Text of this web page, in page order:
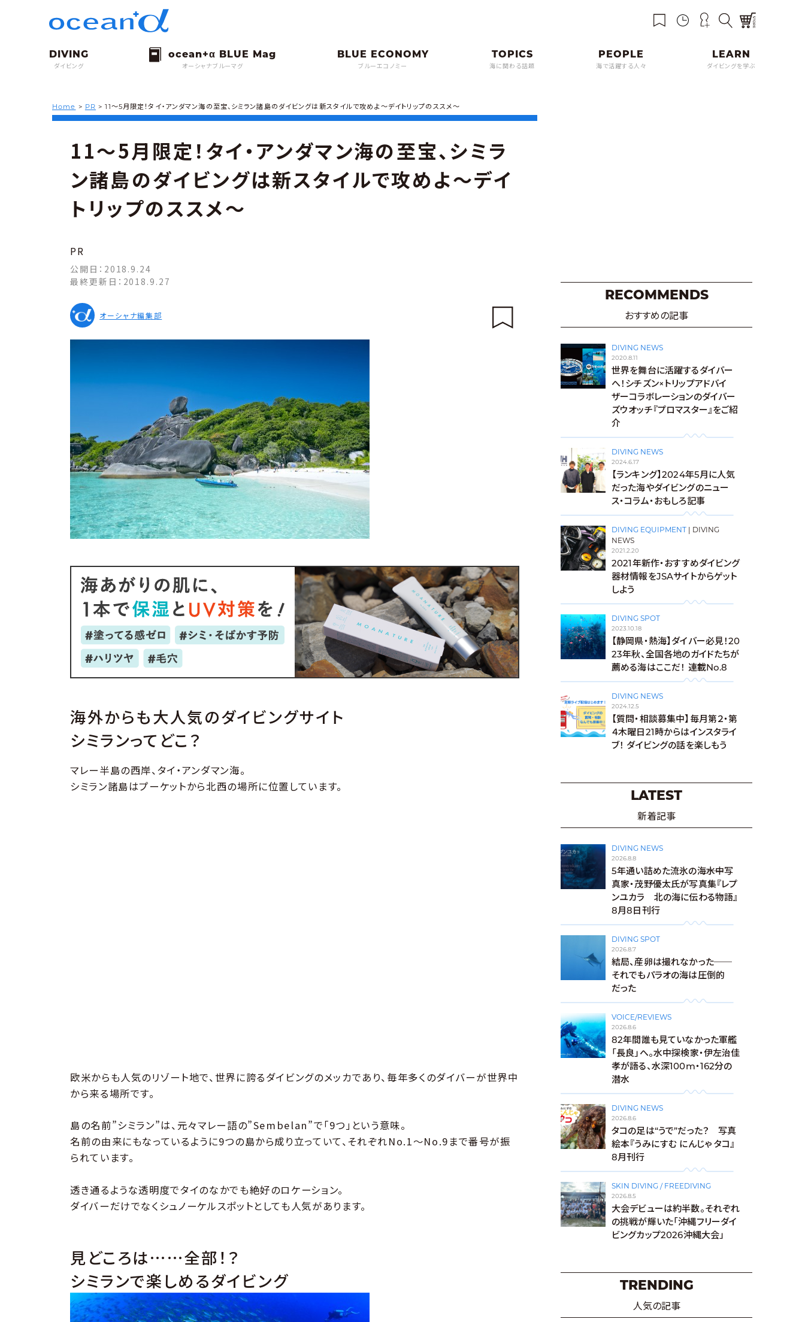
ダイビング オーシャナブルーマグ ブルーエコノミー 海に関わる話題 海で活躍する人々 ダイビングを学ぶ
Home > PR >11〜5月限定！タイ・アンダマン海の至宝、シミラン諸島のダイビングは新スタイルで攻めよ〜デイトリップのススメ〜
11〜5月限定！タイ・アンダマン海の至宝、シミラ
ン諸島のダイビングは新スタイルで攻めよ〜デイ
トリップのススメ〜
PR
公開日： 2018.9.24
最終更新日： 2018.9.27
オーシャナ編集部
海外からも大人気のダイビングサイト
シミランってどこ？
マレー半島の西岸、タイ・アンダマン海。
シミラン諸島はプーケットから北西の場所に位置しています。
欧米からも人気のリゾート地で、世界に誇るダイビングのメッカであり、毎年多くのダイバーが世界中
から来る場所です。
島の名前”シミラン”は、元々マレー語の”Sembelan”で「9つ」という意味。
名前の由来にもなっているように9つの島から成り立っていて、それぞれNo.1〜No.9まで番号が振
られています。
透き通るような透明度でタイのなかでも絶好のロケーション。
ダイバーだけでなくシュノーケルスポットとしても人気があります。
見どころは……全部！？
シミランで楽しめるダイビング
RECOMMENDS
おすすめの記事
DIVING NEWS
2020.8.11
世界を舞台に活躍するダイバー
へ！シチズン×トリップアドバイ
ザーコラボレーションのダイバー
ズウオッチ『プロマスター』をご紹
介
DIVING NEWS
2024.6.17
【ランキング】2024年5月に人気
だった海やダイビングのニュー
ス・コラム・おもしろ記事
DIVING EQUIPMENT | DIVING
NEWS
2021.2.20
2021年新作・おすすめダイビング
器材情報をJSAサイトからゲット
しよう
DIVING SPOT
2023.10.18
【静岡県・熱海】ダイバー必見！20
23年秋、全国各地のガイドたちが
薦める海はここだ！ 連載No.8
DIVING NEWS
2024.12.5
【質問・相談募集中】毎月第２・第
４木曜日21時からはインスタライ
ブ！ ダイビングの話を楽しもう
LATEST
新着記事
DIVING NEWS
2026.8.8
5年通い詰めた流氷の海――水中写
真家・茂野優太氏が写真集『レプ
ンユカラ 北の海に伝わる物語』
8月8日刊行
DIVING SPOT
2026.8.7
結局、産卵は撮れなかった──
それでもパラオの海は圧倒的
だった
VOICE/REVIEWS
2026.8.6
82年間誰も見ていなかった軍艦
「長良」へ。水中探検家・伊左治佳
孝が語る、水深100m・162分の
潜水
DIVING NEWS
2026.8.6
タコの足は“うで”だった？ 写真
絵本『うみにすむ にんじゃ タコ』
8月刊行
SKIN DIVING / FREEDIVING
2026.8.5
大会デビューは約半数。それぞれ
の挑戦が輝いた「沖縄フリーダイ
ビングカップ2026沖縄大会」
TRENDING
人気の記事